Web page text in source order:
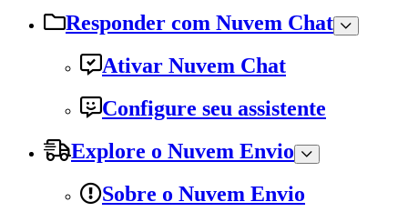
Responder com Nuvem Chat
Ativar Nuvem Chat
Configure seu assistente
Explore o Nuvem Envio
Sobre o Nuvem Envio